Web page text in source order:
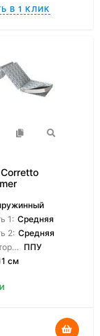
В 1 КЛИК
1: Средняя
2: Средняя
Состав сторон: ППУ
см